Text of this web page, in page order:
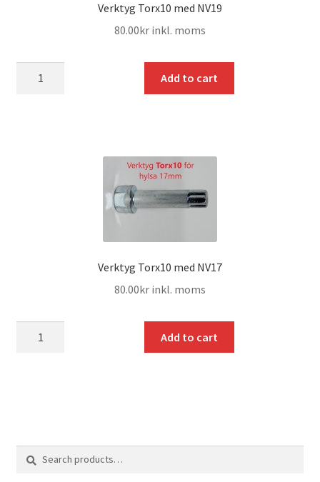
Verktyg Torx10 med NV19
80.00kr inkl. moms
Add to cart
Verktyg Torx10 med NV17
80.00kr inkl. moms
Add to cart
Search
Search